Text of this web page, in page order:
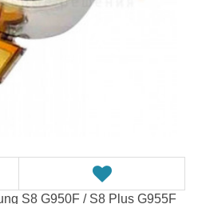
S8 G950F / S8 Plus G955F